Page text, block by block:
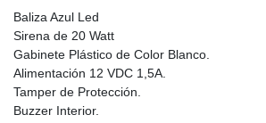
Baliza Azul Led
Sirena de 20 Watt
Gabinete Plástico de Color Blanco.
Alimentación 12 VDC 1,5A.
Tamper de Protección.
Buzzer Interior.